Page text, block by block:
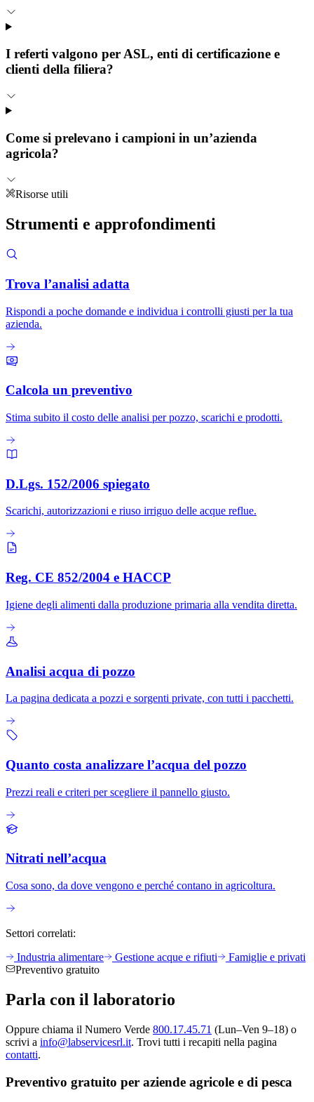
I referti valgono per ASL, enti di certificazione e
clienti della filiera?
Come si prelevano i campioni in un’azienda
agricola?
Risorse utili
Strumenti e approfondimenti
Trova l’analisi adatta
Rispondi a poche domande e individua i controlli giusti per la tua
azienda.
Calcola un preventivo
Stima subito il costo delle analisi per pozzo, scarichi e prodotti.
D.Lgs. 152/2006 spiegato
Scarichi, autorizzazioni e riuso irriguo delle acque reflue.
Reg. CE 852/2004 e HACCP
Igiene degli alimenti dalla produzione primaria alla vendita diretta.
Analisi acqua di pozzo
La pagina dedicata a pozzi e sorgenti private, con tutti i pacchetti.
Quanto costa analizzare l’acqua del pozzo
Prezzi reali e criteri per scegliere il pannello giusto.
Nitrati nell’acqua
Cosa sono, da dove vengono e perché contano in agricoltura.
Settori correlati:
Industria alimentare
Gestione acque e rifiuti
Famiglie e privati
Preventivo gratuito
Parla con il laboratorio
Oppure chiama il Numero Verde 800.17.45.71 (Lun–Ven 9–18) o
scrivi a info@labservicesrl.it. Trovi tutti i recapiti nella pagina
contatti.
Preventivo gratuito per aziende agricole e di pesca